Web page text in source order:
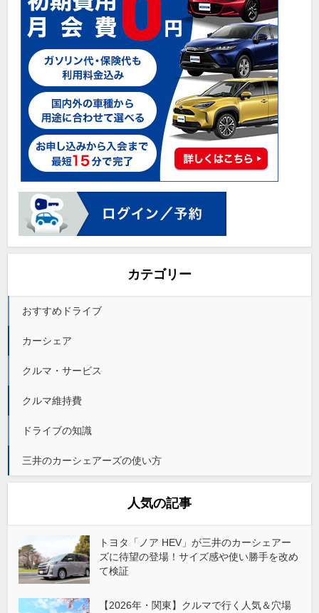
カテゴリー
おすすめドライブ
カーシェア
クルマ・サービス
クルマ維持費
ドライブの知識
三井のカーシェアーズの使い方
人気の記事
トヨタ「ノア HEV」が三井のカーシェアー
ズに待望の登場！サイズ感や使い勝手を改め
て検証
【2026年・関東】クルマで行く人気＆穴場